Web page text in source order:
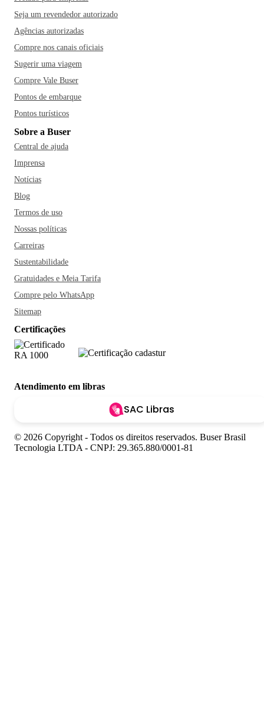
Seja um revendedor autorizado
Agências autorizadas
Compre nos canais oficiais
Sugerir uma viagem
Compre Vale Buser
Pontos de embarque
Pontos turísticos
Sobre a Buser
Central de ajuda
Imprensa
Notícias
Blog
Termos de uso
Nossas políticas
Carreiras
Sustentabilidade
Gratuidades e Meia Tarifa
Compre pelo WhatsApp
Sitemap
Certificações
Atendimento em libras
SAC Libras
© 2026 Copyright - Todos os direitos reservados. Buser Brasil
Tecnologia LTDA - CNPJ: 29.365.880/0001-81